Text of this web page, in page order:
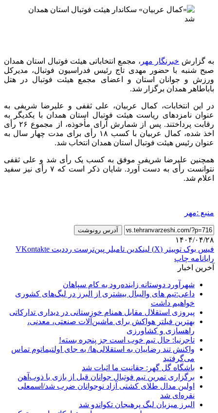
به گزارش خبرنگار مهر ، مجمع انتخاباتی هیئت فوتبال استان همدان
صبح شنبه با حضور مهدی تاج رئیس فدراسیون فوتبال، مدیرکل
ورزش و جوانان استان و اعضای مجمع هیئت فوتبال در هتل
باباطاهر همدان برگزار شد.
در این انتخابات، کمال عربیان، علی ثقفی و علیرضا شریفی به
عنوان نامزدهای ریاست هیئت فوتبال استان همدان با یکدیگر به
رقابت پرداختند. پس از شمارش آرای مأخوذه، از مجموع ۲۶ رأی
اخذ شده، کمال عربیان با کسب ۱۸ رأی برای مدت چهار سال به
عنوان رئیس هیئت فوتبال استان همدان انتخاب شد.
همچنین علیرضا شریفی موفق به کسب یک رأی شد و علی ثقفی
نتوانست رأی به دست آورد. شایان ذکر است که ۷ رأی نیز سفید
اعلام شد.
منبع :مهر
آدرس رونوشت
۱۴۰۴/۰۴/۲۸
فیس بوک توییتر (X) لینکدین ‫تامبلر ‫پین‌ترست ‫رددیت ‫VKontakte
رایانامه چاپ
آخرین اخبار
شهرآورد دوستانه زاینده‌رود به کام سپاهان
داعی:تیم های والیبال بیشتری از البرز در لیگ‌های کشوری
خواهیم داشت
پیروزی استقلال مقابل همنام خوزستانی در دیداری تدارکاتی
بهترین فیلتر هواکش برای ماشین‌آلات صنعتی، معدنی،
راهسازی و کشاورزی
تاجرنیا: حال تیم خوب است جز پنجره بسته!
واکنش تند رضاییان به استقلالی‌ها/ به جای اولتیماتوم تماس
می‌گرفتید
باشگاه گل گهر: حقانیت ما اثبات شد
برگزاری تمرین تیم فوتبال جوانان قبل از بازی با ذوب‌آهن
اولین مدال طلای کشتی آزاد نوجوانان ضرب شد/اسمعلی
نقره‌ای شد
البرز میزبان لیگ پرهیجان تکواندو شد